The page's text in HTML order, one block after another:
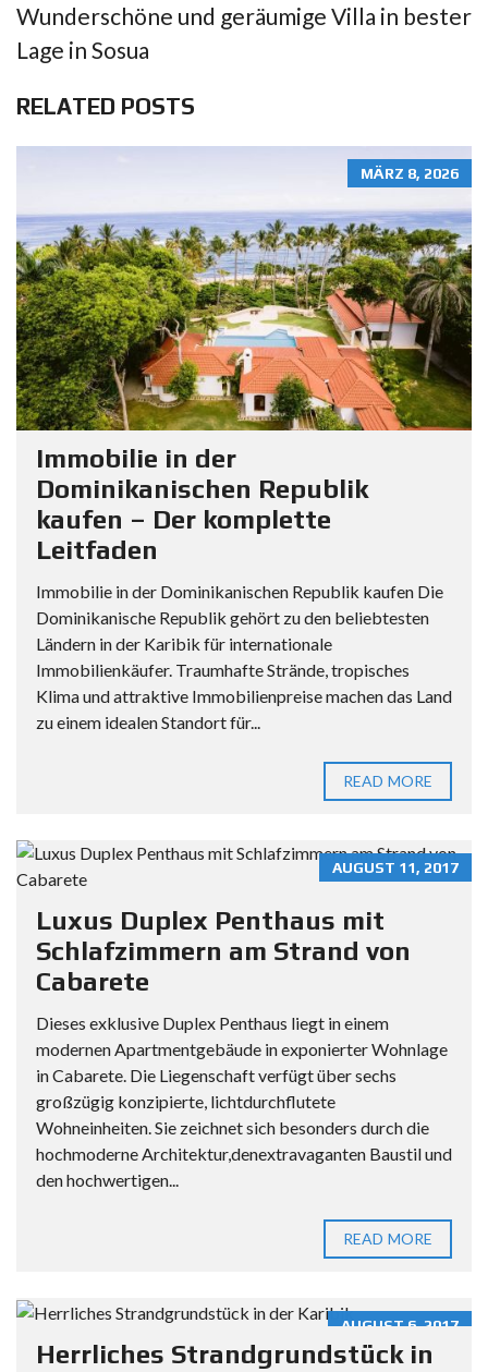
Wunderschöne und geräumige Villa in bester
Lage in Sosua
RELATED POSTS
MÄRZ 8, 2026
Immobilie in der
Dominikanischen Republik
kaufen – Der komplette
Leitfaden
Immobilie in der Dominikanischen Republik kaufen Die
Dominikanische Republik gehört zu den beliebtesten
Ländern in der Karibik für internationale
Immobilienkäufer. Traumhafte Strände, tropisches
Klima und attraktive Immobilienpreise machen das Land
zu einem idealen Standort für...
READ MORE
AUGUST 11, 2017
Luxus Duplex Penthaus mit
Schlafzimmern am Strand von
Cabarete
Dieses exklusive Duplex Penthaus liegt in einem
modernen Apartmentgebäude in exponierter Wohnlage
in Cabarete. Die Liegenschaft verfügt über sechs
großzügig konzipierte, lichtdurchflutete
Wohneinheiten. Sie zeichnet sich besonders durch die
hochmoderne Architektur,denextravaganten Baustil und
den hochwertigen...
READ MORE
AUGUST 6, 2017
Herrliches Strandgrundstück in